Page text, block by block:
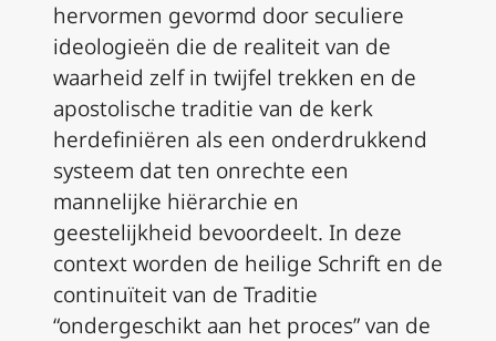
hervormen gevormd door seculiere
ideologieën die de realiteit van de
waarheid zelf in twijfel trekken en de
apostolische traditie van de kerk
herdefiniëren als een onderdrukkend
systeem dat ten onrechte een
mannelijke hiërarchie en
geestelijkheid bevoordeelt. In deze
context worden de heilige Schrift en de
continuïteit van de Traditie
“ondergeschikt aan het proces” van de